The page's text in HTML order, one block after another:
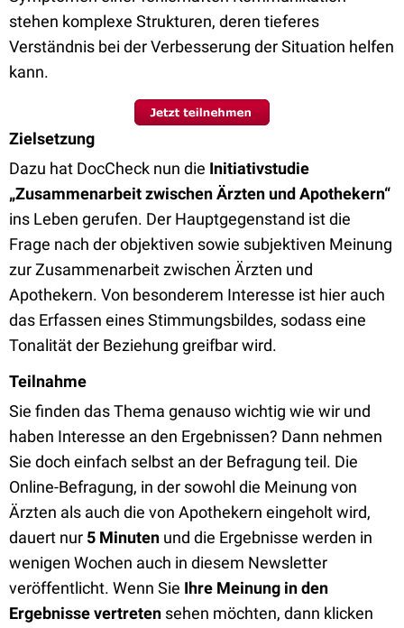
stehen komplexe Strukturen, deren tieferes
Verständnis bei der Verbesserung der Situation helfen
kann.
Zielsetzung
Dazu hat DocCheck nun die Initiativstudie
„Zusammenarbeit zwischen Ärzten und Apothekern“
ins Leben gerufen. Der Hauptgegenstand ist die
Frage nach der objektiven sowie subjektiven Meinung
zur Zusammenarbeit zwischen Ärzten und
Apothekern. Von besonderem Interesse ist hier auch
das Erfassen eines Stimmungsbildes, sodass eine
Tonalität der Beziehung greifbar wird.
Teilnahme
Sie finden das Thema genauso wichtig wie wir und
haben Interesse an den Ergebnissen? Dann nehmen
Sie doch einfach selbst an der Befragung teil. Die
Online-Befragung, in der sowohl die Meinung von
Ärzten als auch die von Apothekern eingeholt wird,
dauert nur 5 Minuten und die Ergebnisse werden in
wenigen Wochen auch in diesem Newsletter
veröffentlicht. Wenn Sie Ihre Meinung in den
Ergebnisse vertreten sehen möchten, dann klicken